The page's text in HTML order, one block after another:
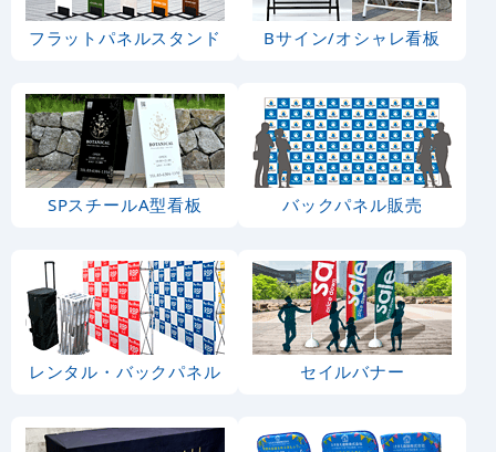
フラットパネルスタンド Bサイン/オシャレ看板
SPスチールA型看板 バックパネル販売
レンタル・バックパネル セイルバナー